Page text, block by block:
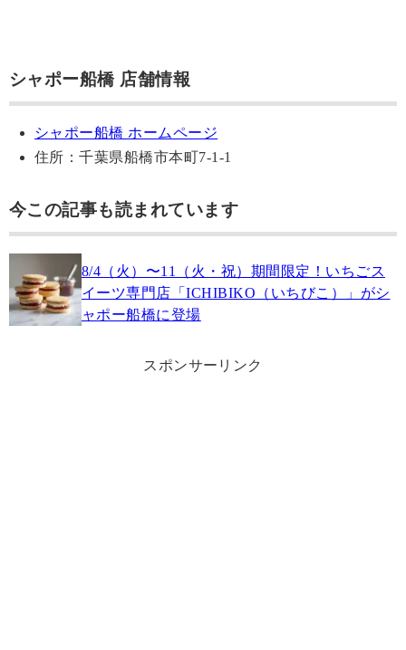
シャポー船橋 店舗情報
シャポー船橋 ホームページ
住所：千葉県船橋市本町7-1-1
今この記事も読まれています
8/4（火）〜11（火・祝）期間限定！いちごス
イーツ専門店「ICHIBIKO（いちびこ）」がシ
ャポー船橋に登場
スポンサーリンク